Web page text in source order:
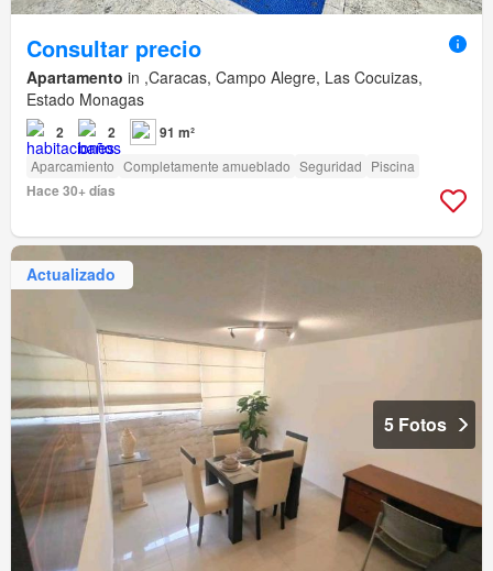
Consultar precio
Apartamento in ,Caracas, Campo Alegre, Las Cocuizas,
Estado Monagas
2 2 91 m²
Aparcamiento Completamente amueblado Seguridad Piscina
Hace 30+ días
Actualizado
5 Fotos